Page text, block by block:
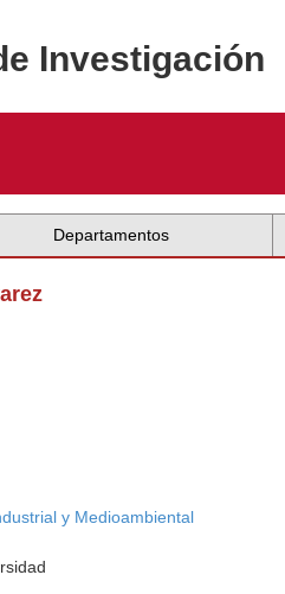
Investigación
Departamentos
y Medioambiental